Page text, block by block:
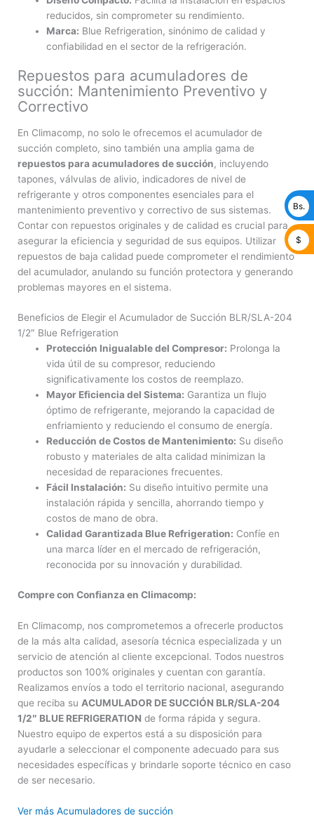
reducidos, sin comprometer su rendimiento.
Marca: Blue Refrigeration, sinónimo de calidad y
confiabilidad en el sector de la refrigeración.
Repuestos para acumuladores de
succión: Mantenimiento Preventivo y
Correctivo
En Climacomp, no solo le ofrecemos el acumulador de
succión completo, sino también una amplia gama de
repuestos para acumuladores de succión, incluyendo
tapones, válvulas de alivio, indicadores de nivel de
refrigerante y otros componentes esenciales para el
mantenimiento preventivo y correctivo de sus sistemas.
Contar con repuestos originales y de calidad es crucial para
asegurar la eficiencia y seguridad de sus equipos. Utilizar
repuestos de baja calidad puede comprometer el rendimiento
del acumulador, anulando su función protectora y generando
problemas mayores en el sistema.
Beneficios de Elegir el Acumulador de Succión BLR/SLA-204
1/2″ Blue Refrigeration
Protección Inigualable del Compresor: Prolonga la
vida útil de su compresor, reduciendo
significativamente los costos de reemplazo.
Mayor Eficiencia del Sistema: Garantiza un flujo
óptimo de refrigerante, mejorando la capacidad de
enfriamiento y reduciendo el consumo de energía.
Reducción de Costos de Mantenimiento: Su diseño
robusto y materiales de alta calidad minimizan la
necesidad de reparaciones frecuentes.
Fácil Instalación: Su diseño intuitivo permite una
instalación rápida y sencilla, ahorrando tiempo y
costos de mano de obra.
Calidad Garantizada Blue Refrigeration: Confíe en
una marca líder en el mercado de refrigeración,
reconocida por su innovación y durabilidad.
Compre con Confianza en Climacomp:
En Climacomp, nos comprometemos a ofrecerle productos
de la más alta calidad, asesoría técnica especializada y un
servicio de atención al cliente excepcional. Todos nuestros
productos son 100% originales y cuentan con garantía.
Realizamos envíos a todo el territorio nacional, asegurando
que reciba su ACUMULADOR DE SUCCIÓN BLR/SLA-204
1/2″ BLUE REFRIGERATION de forma rápida y segura.
Nuestro equipo de expertos está a su disposición para
ayudarle a seleccionar el componente adecuado para sus
necesidades específicas y brindarle soporte técnico en caso
de ser necesario.
Ver más Acumuladores de succión
Bs.
$